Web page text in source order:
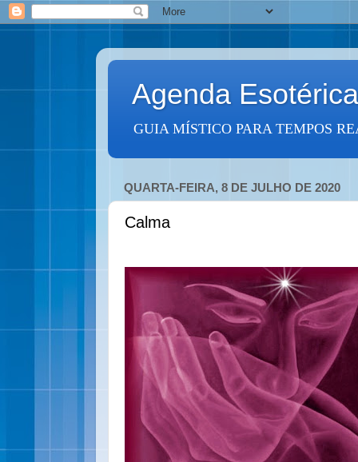
Agenda Esotérica
GUIA MÍSTICO PARA TEMPOS
QUARTA-FEIRA, 8 DE JULHO DE 2020
Calma